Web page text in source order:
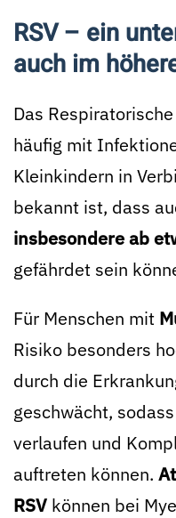
RSV – ein
auch im
Das
häufig mit
Kleinkindern in
bekannt ist, dass
insbesondere ab
gefährdet sein
Für Menschen mit
Risiko besonders
durch die
geschwächt,
verlaufen und
auftreten können.
RSV können bei